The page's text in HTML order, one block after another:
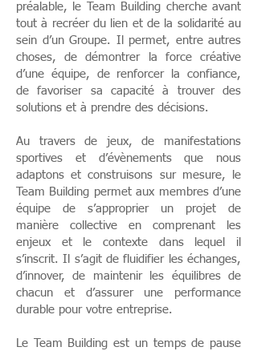
préalable, le Team Building cherche avant
tout à recréer du lien et de la solidarité au
sein d’un Groupe. Il permet, entre autres
choses, de démontrer la force créative
d’une équipe, de renforcer la confiance,
de favoriser sa capacité à trouver des
solutions et à prendre des décisions.
Au travers de jeux, de manifestations
sportives et d’évènements que nous
adaptons et construisons sur mesure, le
Team Building permet aux membres d’une
équipe de s’approprier un projet de
manière collective en comprenant les
enjeux et le contexte dans lequel il
s’inscrit. Il s’agit de fluidifier les échanges,
d’innover, de maintenir les équilibres de
chacun et d’assurer une performance
durable pour votre entreprise.
Le Team Building est un temps de pause